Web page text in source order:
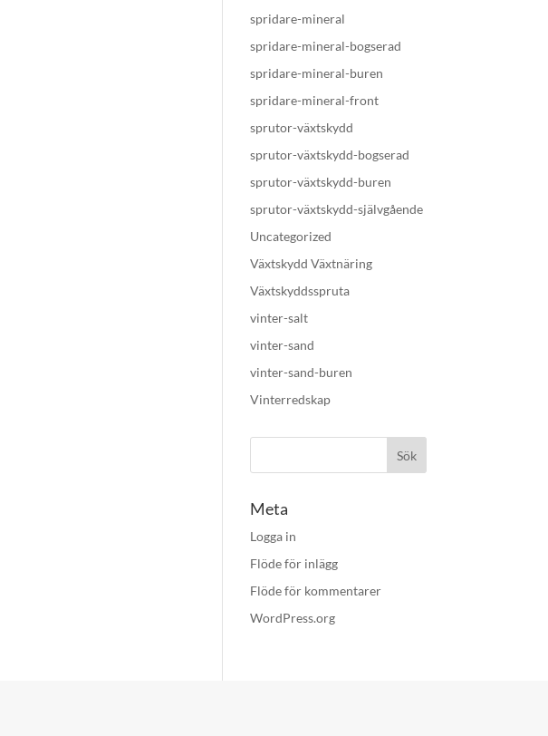
spridare-mineral
spridare-mineral-bogserad
spridare-mineral-buren
spridare-mineral-front
sprutor-växtskydd
sprutor-växtskydd-bogserad
sprutor-växtskydd-buren
sprutor-växtskydd-självgående
Uncategorized
Växtskydd Växtnäring
Växtskyddsspruta
vinter-salt
vinter-sand
vinter-sand-buren
Vinterredskap
Meta
Logga in
Flöde för inlägg
Flöde för kommentarer
WordPress.org